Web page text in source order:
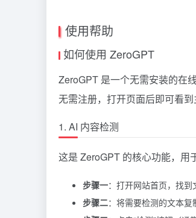
使用帮助
如何使用 ZeroGPT
ZeroGPT 是一个无需安装的在
无需注册，打开页面后即可看
1. AI 内容检测
这是 ZeroGPT 的核心功能，用
步骤一：打开网站首页，找到
步骤二：将需要检测的文本